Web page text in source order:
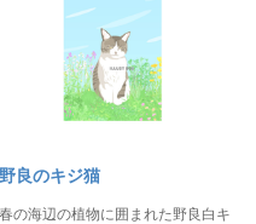
野良のキジ猫
春の海辺の植物に囲まれた野良白キ